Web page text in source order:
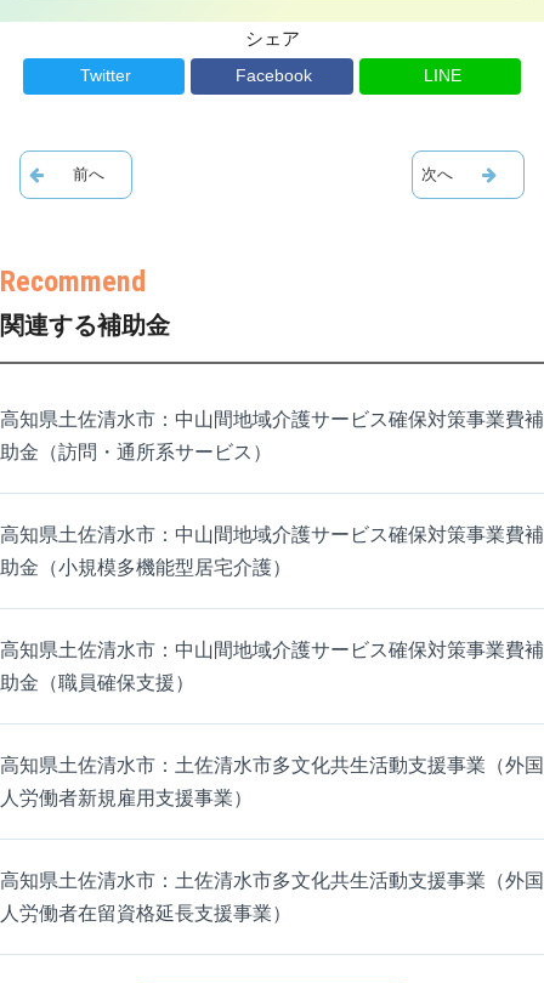
シェア
Twitter Facebook LINE
関連する補助金
高知県土佐清水市：中山間地域介護サービス確保対策事業費補
助金（訪問・通所系サービス）
高知県土佐清水市：中山間地域介護サービス確保対策事業費補
助金（小規模多機能型居宅介護）
高知県土佐清水市：中山間地域介護サービス確保対策事業費補
助金（職員確保支援）
高知県土佐清水市：土佐清水市多文化共生活動支援事業（外国
人労働者新規雇用支援事業）
高知県土佐清水市：土佐清水市多文化共生活動支援事業（外国
人労働者在留資格延長支援事業）